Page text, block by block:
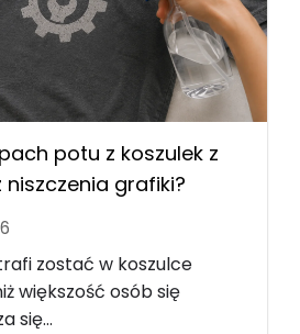
potu z koszulek z
grafiki?
zostać w koszulce
większość osób się
się...